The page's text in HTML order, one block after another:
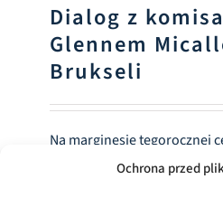
Ochrona przed
Dialog z
Glennem
Brukseli
Na marginesie tegorocznej
nagród dla znaku EKS, która